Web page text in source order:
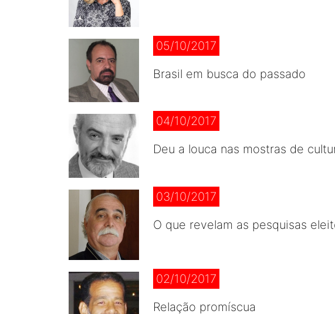
05/10/2017
Brasil em busca do passado
04/10/2017
Deu a louca nas mostras de
03/10/2017
O que revelam as pesquisas
02/10/2017
Relação promíscua